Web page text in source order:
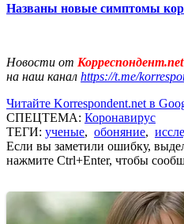
Названы новые симптомы
Новости от Корреспондент.net
на наш канал https://t.me/
Читайте Korrespondent.net в
СПЕЦТЕМА: Коронавирус
ТЕГИ: ученые, обоняние,
Если вы заметили ошибку,
нажмите Ctrl+Enter, чтобы